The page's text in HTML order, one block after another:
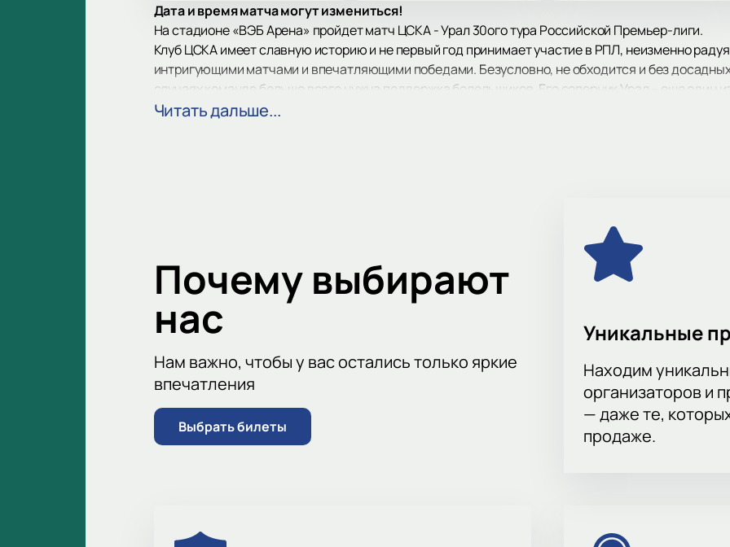
Дата и время матча могут измениться!
На стадионе «ВЭБ Арена» пройдет матч ЦСКА - Урал 30ого тура Российской Премьер-лиги.
Клуб ЦСКА имеет славную историю и не первый год принимает участие в РПЛ, неизменно
интригующими матчами и впечатляющими победами. Безусловно, не обходится и без
случаях команде больше всего нужна поддержка болельщиков. Его соперник Урал – еще один
футбольный клуб, за успехами которого пристально следят сотни фанатов. Он также не
Читать дальше...
Почему выбирают
нас
Нам важно, чтобы у вас остались только яркие
впечатления
Выбрать билеты
Уникальные
Находим
организаторов и
— даже те,
продаже.